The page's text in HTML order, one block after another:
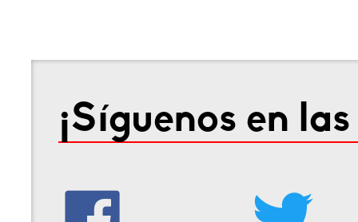
¡Síguenos en